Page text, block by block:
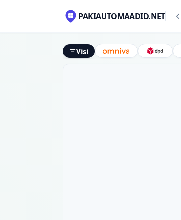
PAKIAUTOMAADID.NET
Visi Omniva DPD